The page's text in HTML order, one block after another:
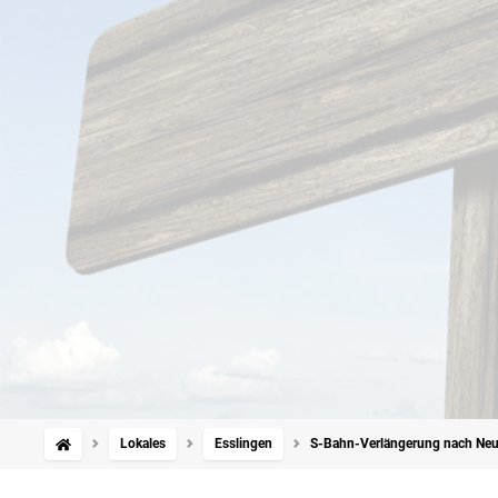
Lokales Esslingen S-Bahn-Verlängerung nach